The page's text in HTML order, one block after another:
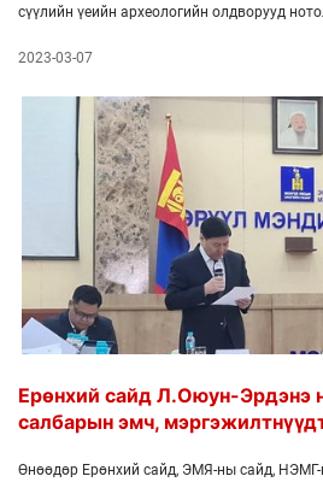
сүүлийн үеийн археологийн олдворууд
2023-03-07
Ерөнхий сайд Л.Оюун-Эрдэнэ
салбарын эмч,
Өнөөдөр Ерөнхий сайд, ЭМЯ-ны сайд,